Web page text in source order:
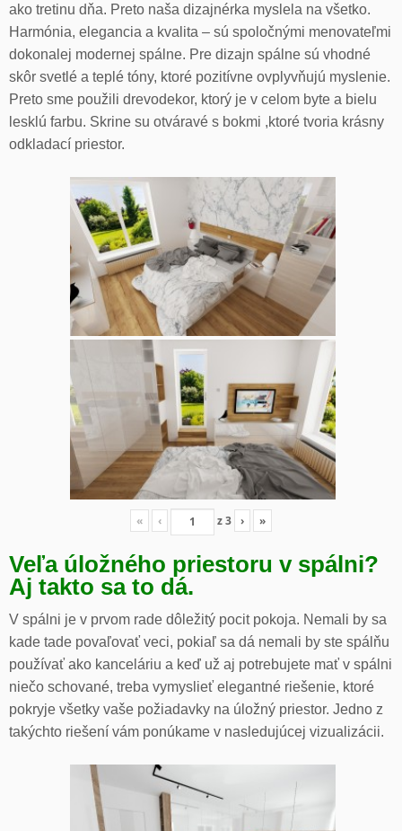
ako tretinu dňa. Preto naša dizajnérka myslela na všetko.
Harmónia, elegancia a kvalita – sú spoločnými menovateľmi
dokonalej modernej spálne. Pre dizajn spálne sú vhodné
skôr svetlé a teplé tóny, ktoré pozitívne ovplyvňujú myslenie.
Preto sme použili drevodekor, ktorý je v celom byte a bielu
lesklú farbu. Skrine su otváravé s bokmi ,ktoré tvoria krásny
odkladací priestor.
« ‹ z3 › »
Veľa úložného priestoru v spálni?
Aj takto sa to dá.
V spálni je v prvom rade dôležitý pocit pokoja. Nemali by sa
kade tade povaľovať veci, pokiaľ sa dá nemali by ste spálňu
používať ako kanceláriu a keď už aj potrebujete mať v spálni
niečo schované, treba vymyslieť elegantné riešenie, ktoré
pokryje všetky vaše požiadavky na úložný priestor. Jedno z
takýchto riešení vám ponúkame v nasledujúcej vizualizácii.